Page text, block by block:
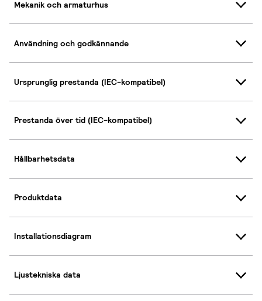
Mekanik och armaturhus
Användning och godkännande
Ursprunglig prestanda (IEC-kompatibel)
Prestanda över tid (IEC-kompatibel)
Hållbarhetsdata
Produktdata
Installationsdiagram
Ljustekniska data